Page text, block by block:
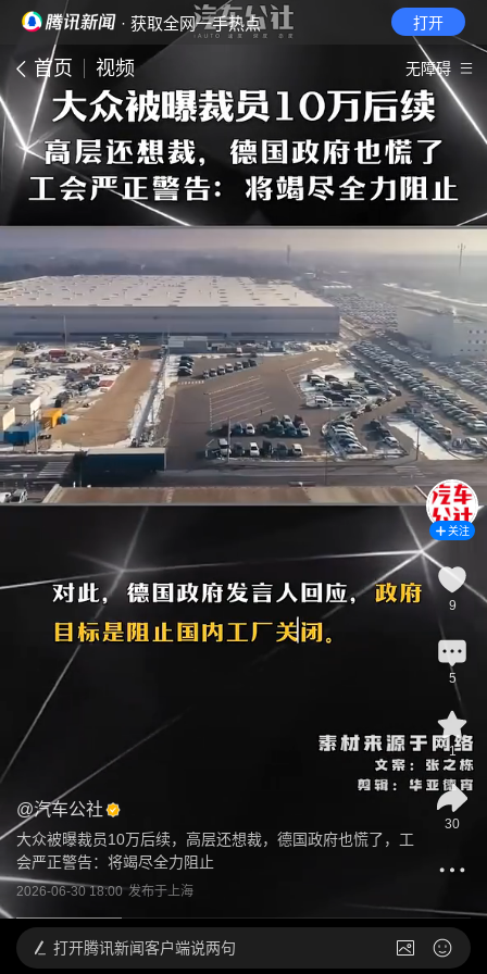
· 获取全网一手热点 打开
首页 视频 无障碍
@汽车公社
大众被曝裁员10万后续，高层还想裁，德国政府也慌了，工
会严正警告：将竭尽全力阻止
2026-06-30 18:00 发布于上海
关注
9
5
1
30
打开腾讯新闻客户端说两句